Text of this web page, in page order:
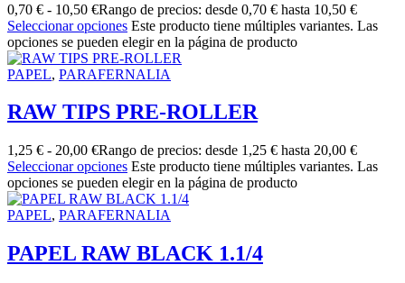
0,70 € - 10,50 €Rango de precios: desde 0,70 € hasta 10,50 €
Seleccionar opciones Este producto tiene múltiples variantes. Las
opciones se pueden elegir en la página de producto
PAPEL, PARAFERNALIA
RAW TIPS PRE-ROLLER
1,25 € - 20,00 €Rango de precios: desde 1,25 € hasta 20,00 €
Seleccionar opciones Este producto tiene múltiples variantes. Las
opciones se pueden elegir en la página de producto
PAPEL, PARAFERNALIA
PAPEL RAW BLACK 1.1/4